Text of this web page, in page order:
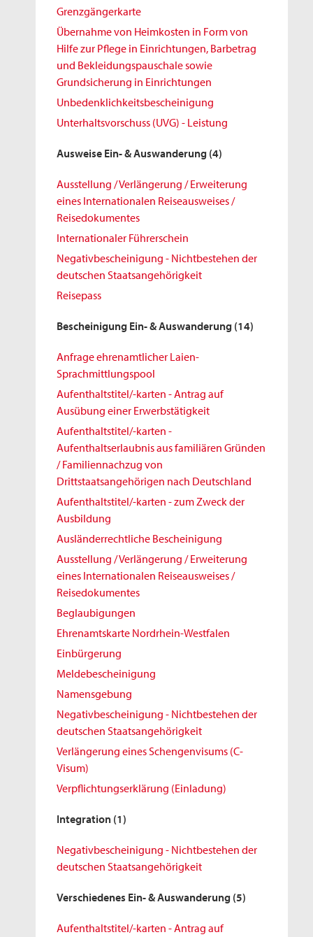
Grenzgängerkarte
Übernahme von Heimkosten in Form von
Hilfe zur Pflege in Einrichtungen, Barbetrag
und Bekleidungspauschale sowie
Grundsicherung in Einrichtungen
Unbedenklichkeitsbescheinigung
Unterhaltsvorschuss (UVG) - Leistung
Ausweise Ein- & Auswanderung (4)
Ausstellung / Verlängerung / Erweiterung
eines Internationalen Reiseausweises /
Reisedokumentes
Internationaler Führerschein
Negativbescheinigung - Nichtbestehen der
deutschen Staatsangehörigkeit
Reisepass
Bescheinigung Ein- & Auswanderung (14)
Anfrage ehrenamtlicher Laien-
Sprachmittlungspool
Aufenthaltstitel/-karten - Antrag auf
Ausübung einer Erwerbstätigkeit
Aufenthaltstitel/-karten -
Aufenthaltserlaubnis aus familiären Gründen
/ Familiennachzug von
Drittstaatsangehörigen nach Deutschland
Aufenthaltstitel/-karten - zum Zweck der
Ausbildung
Ausländerrechtliche Bescheinigung
Ausstellung / Verlängerung / Erweiterung
eines Internationalen Reiseausweises /
Reisedokumentes
Beglaubigungen
Ehrenamtskarte Nordrhein-Westfalen
Einbürgerung
Meldebescheinigung
Namensgebung
Negativbescheinigung - Nichtbestehen der
deutschen Staatsangehörigkeit
Verlängerung eines Schengenvisums (C-
Visum)
Verpflichtungserklärung (Einladung)
Integration (1)
Negativbescheinigung - Nichtbestehen der
deutschen Staatsangehörigkeit
Verschiedenes Ein- & Auswanderung (5)
Aufenthaltstitel/-karten - Antrag auf